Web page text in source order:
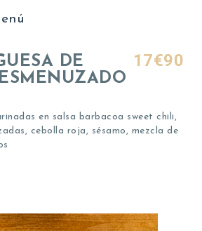
DE
17€90
en salsa barbacoa sweet chili,
cebolla roja, sésamo, mezcla de